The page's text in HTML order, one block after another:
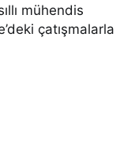
mühendis
çatışmalarla